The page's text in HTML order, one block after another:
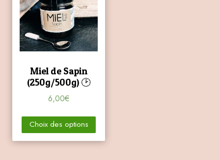
Miel de Sapin
(250g/500g) 🕑
6,00€
Choix des options